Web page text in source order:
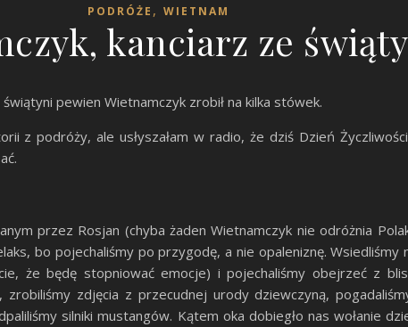
PODRÓŻE , WIETNAM
kanciarz ze
pewien Wietnamczyk zrobił na kilka stówek.
z podróży, ale usłyszałam w radio, że dziś Dzień
przez Rosjan (chyba żaden Wietnamczyk nie odróżnia
bo pojechaliśmy po przygodę, a nie opaleniznę. Wsiedliśmy
że będę stopniować emocje) i pojechaliśmy obejrzeć z
zrobiliśmy zdjęcia z przecudnej urody dziewczyną,
silniki mustangów. Kątem oka dobiegło nas wołanie